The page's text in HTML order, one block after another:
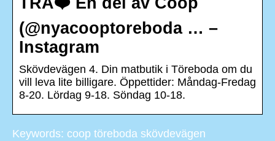
(@nyacooptoreboda … –
Instagram
Skövdevägen 4. Din matbutik i Töreboda om du
vill leva lite billigare. Öppettider: Måndag-Fredag
8-20. Lördag 9-18. Söndag 10-18.
Keywords: coop töreboda skövdevägen